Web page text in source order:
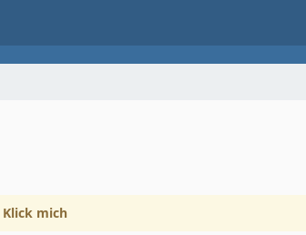
Klick mich